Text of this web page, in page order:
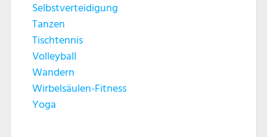
Selbstverteidigung
Tanzen
Tischtennis
Volleyball
Wandern
Wirbelsäulen-Fitness
Yoga